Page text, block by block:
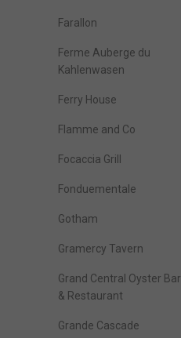
Farallon
Ferme Auberge du
Kahlenwasen
Ferry House
Flamme and Co
Focaccia Grill
Fonduementale
Gotham
Gramercy Tavern
Grand Central Oyster Bar
& Restaurant
Grande Cascade